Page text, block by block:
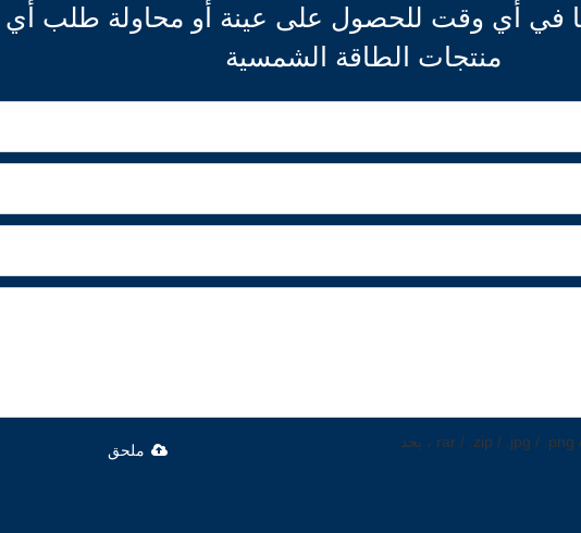
بنا في أي وقت للحصول على عينة أو محاولة طلب
منتجات الطاقة الشمسية
يدعم فقط .rar / .zip / .jpg / .png / .gif / .doc / .xls / .pdf ، بحد
ملحق